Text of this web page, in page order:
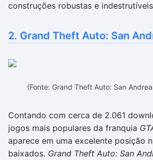
construções robustas e
2. Grand Theft Auto: San
(Fonte: Grand Theft Auto: San
Contando com cerca de 2.061
jogos mais populares da franquia
aparece em uma excelente posição
baixados. Grand Theft Auto: San